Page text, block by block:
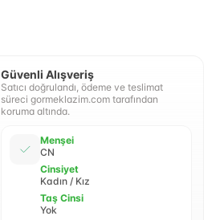
Güvenli Alışveriş
Satıcı doğrulandı, ödeme ve teslimat
süreci gormeklazim.com tarafından
koruma altında.
Menşei
CN
Cinsiyet
Kadın / Kız
Taş Cinsi
Yok